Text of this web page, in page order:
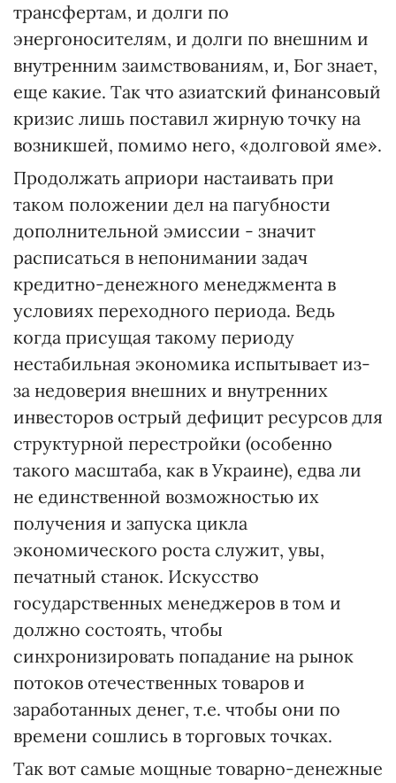
трансфертам, и долги по
энергоносителям, и долги по внешним и
внутренним заимствованиям, и, Бог знает,
еще какие. Так что азиатский финансовый
кризис лишь поставил жирную точку на
возникшей, помимо него, «долговой яме».
Продолжать априори настаивать при
таком положении дел на пагубности
дополнительной эмиссии - значит
расписаться в непонимании задач
кредитно-денежного менеджмента в
условиях переходного периода. Ведь
когда присущая такому периоду
нестабильная экономика испытывает из-
за недоверия внешних и внутренних
инвесторов острый дефицит ресурсов для
структурной перестройки (особенно
такого масштаба, как в Украине), едва ли
не единственной возможностью их
получения и запуска цикла
экономического роста служит, увы,
печатный станок. Искусство
государственных менеджеров в том и
должно состоять, чтобы
синхронизировать попадание на рынок
потоков отечественных товаров и
заработанных денег, т.е. чтобы они по
времени сошлись в торговых точках.
Так вот самые мощные товарно-денежные